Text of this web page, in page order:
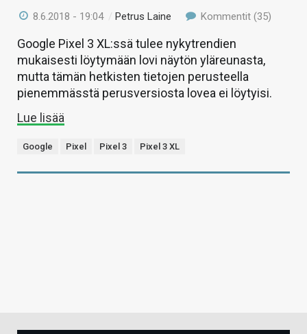
8.6.2018 - 19:04 /Petrus Laine Kommentit (35)
Google Pixel 3 XL:ssä tulee nykytrendien
mukaisesti löytymään lovi näytön yläreunasta,
mutta tämän hetkisten tietojen perusteella
pienemmässtä perusversiosta lovea ei löytyisi.
Lue lisää
Google Pixel Pixel 3 Pixel 3 XL